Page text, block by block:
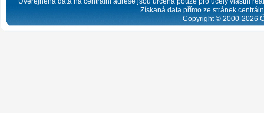
Získaná data přímo ze stránek
Copyright © 2000-2026